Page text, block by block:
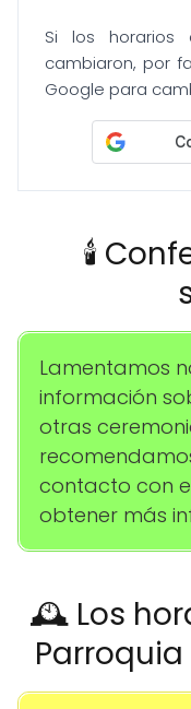
Si los
cambiaron, por
Google para
🕯️
Lamentamos
información
otras
contacto con
obtener más
🕰️ Los